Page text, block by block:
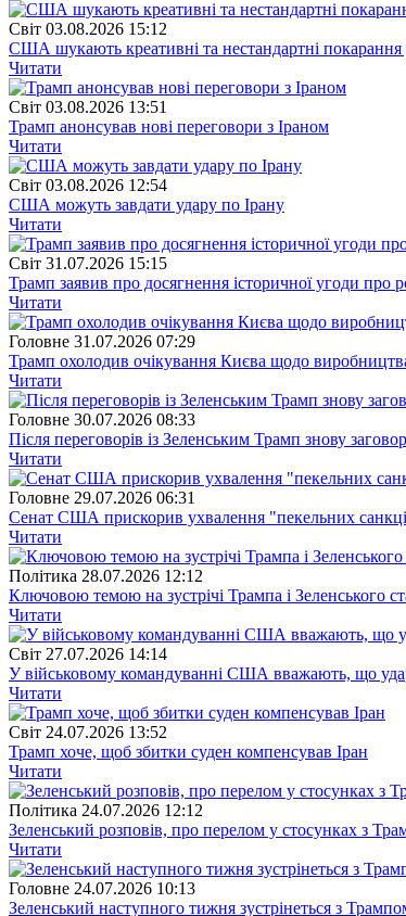
Свiт 03.08.2026 15:12
США шукають креативні та нестандартні покарання
Читати
Свiт 03.08.2026 13:51
Трамп анонсував нові переговори з Іраном
Читати
Свiт 03.08.2026 12:54
США можуть завдати удару по Ірану
Читати
Свiт 31.07.2026 15:15
Трамп заявив про досягнення історичної угоди
Читати
Головне 31.07.2026 07:29
Трамп охолодив очікування Києва щодо
Читати
Головне 30.07.2026 08:33
Після переговорів із Зеленським Трамп знову
Читати
Головне 29.07.2026 06:31
Сенат США прискорив ухвалення "пекельних
Читати
Полiтика 28.07.2026 12:12
Ключовою темою на зустрічі Трампа і Зеленського
Читати
Свiт 27.07.2026 14:14
У військовому командуванні США вважають, що
Читати
Свiт 24.07.2026 13:52
Трамп хоче, щоб збитки суден компенсував Іран
Читати
Полiтика 24.07.2026 12:12
Зеленський розповів, про перелом у стосунках з
Читати
Головне 24.07.2026 10:13
Зеленський наступного тижня зустрінеться з